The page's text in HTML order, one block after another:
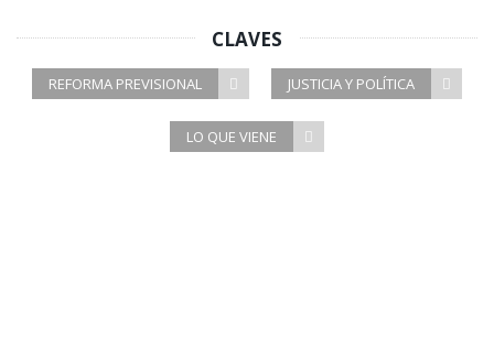
CLAVES
REFORMA PREVISIONAL JUSTICIA Y POLÍTICA
LO QUE VIENE